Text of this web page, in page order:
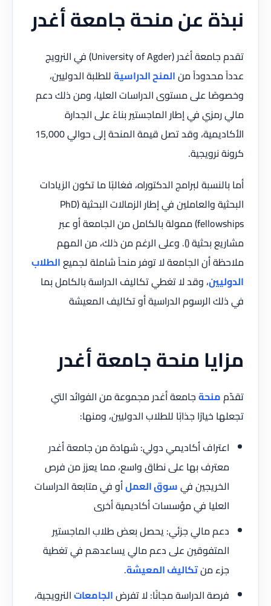
نبذة عن منحة جامعة أغدر
تقدم جامعة أغدر (University of Agder) في النرويج
عدداً محدوداً منالمنح الدراسيةللطلبة الدوليين،
وخصوصًا على مستوى الدراسات العليا، ومن ذلك دعم
مالي رمزي في إطار الماجستير بناءً على الجدارة
الأكاديمية، وقد تصل قيمة المنحة إلى حوالي 15,000
كرونة نرويجية.
أما بالنسبة لبرامج الدكتوراه، فغالبًا ما تكون الزيادات
البحثية والعاملين في إطار الزمالات البحثية (PhD
fellowships) ممولة بالكامل من الجامعة أو عبر
مشاريع بحثية (). وعلى الرغم من ذلك، من المهم
ملاحظة أن الجامعة لا توفر منحاً شاملة لجميعالطلاب
الدوليين، وقد لا تغطي تكاليف الدراسة بالكامل بما
في ذلك الرسوم الدراسية أو تكاليف المعيشة
مزايا منحة جامعة أغدر
تقدّممنحةجامعة أغدر مجموعة من الفوائد التي
تجعلها خيارًا جذابًا للطلاب الدوليين، ومنها:
اعتراف أكاديمي دولي: شهادة من جامعة أغدر
معترف بها على نطاق واسع، مما يعزز من فرص
الخريجين فيسوق العملأو في متابعة الدراسات
العليا في مؤسسات أكاديمية أخرى
دعم مالي جزئي: يحصل بعض طلاب الماجستير
المتفوقين على دعم مالي يساعدهم في تغطية
جزء منتكاليف المعيشة.
فرصة الدراسة مجانًا: لا تفرضالجامعاتالنرويجية،